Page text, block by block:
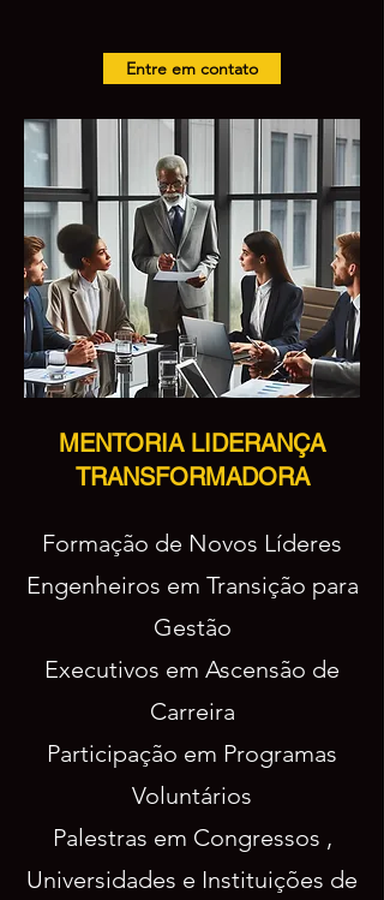
Entre em contato
MENTORIA LIDERANÇA
TRANSFORMADORA
Formação de Novos Líderes
Engenheiros em Transição para
Gestão
Executivos em Ascensão de
Carreira
Participação em Programas
Voluntários
Palestras em Congressos ,
Universidades e Instituições de